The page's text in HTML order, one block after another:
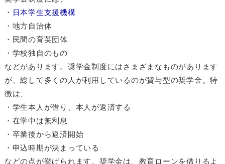
・ 日本学生支援機構
・地方自治体
・民間の育英団体
・学校独自のもの
などがあります。奨学金制度にはさまざまなものがあります
が、総して多くの人が利用しているのが貸与型の奨学金。特
徴は、
・学生本人が借り、本人が返済する
・在学中は無利息
・卒業後から返済開始
・申込時期が決まっている
などの点が挙げられます。奨学金は、教育ローンを借りるよ